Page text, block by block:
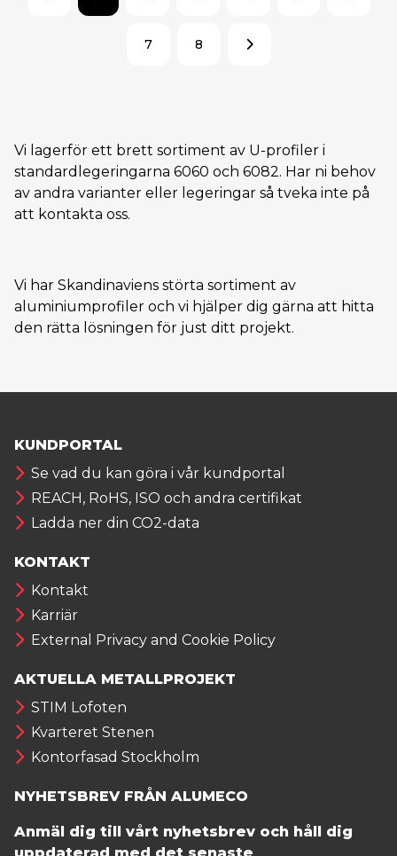
7 8
Vi lagerför ett brett sortiment av U-profiler i
standardlegeringarna 6060 och 6082. Har ni behov
av andra varianter eller legeringar så tveka inte på
att kontakta oss.
Vi har Skandinaviens störta sortiment av
aluminiumprofiler och vi hjälper dig gärna att hitta
den rätta lösningen för just ditt projekt.
KUNDPORTAL
Se vad du kan göra i vår kundportal
REACH, RoHS, ISO och andra certifikat
Ladda ner din CO2-data
KONTAKT
Kontakt
Karriär
External Privacy and Cookie Policy
AKTUELLA METALLPROJEKT
STIM Lofoten
Kvarteret Stenen
Kontorfasad Stockholm
NYHETSBREV FRÅN ALUMECO
Anmäl dig till vårt nyhetsbrev och håll dig